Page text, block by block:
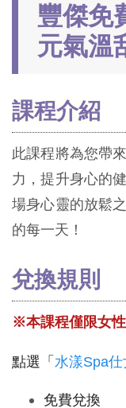
豐傑免
元氣溫
課程介紹
此課程將為您帶
力，提升身心的
場身心靈的放鬆
的每一天！
兌換規則
※本課程僅限女
點選「 水漾Spa
免費兌換